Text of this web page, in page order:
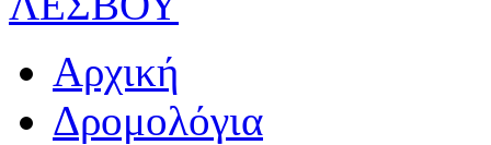
Αρχική
Δρομολόγια